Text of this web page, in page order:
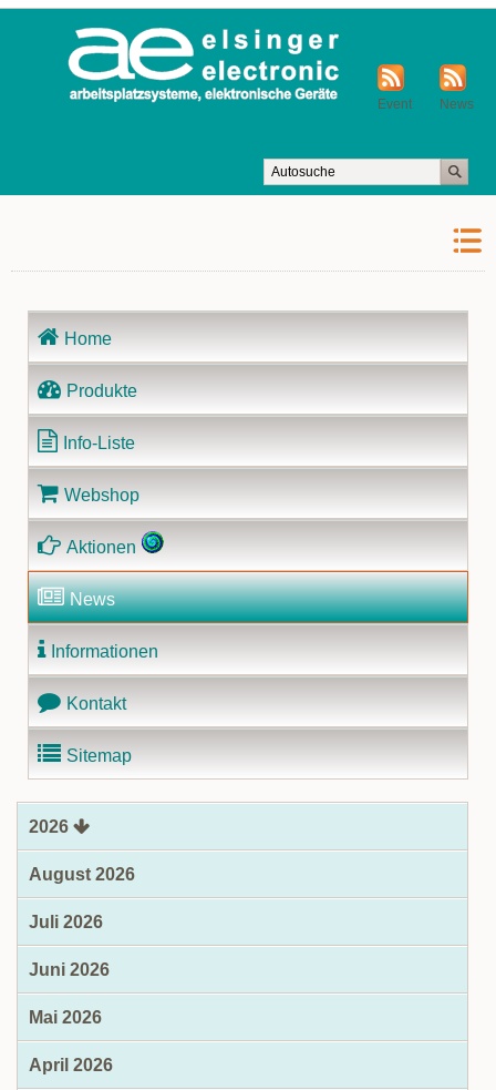
News
Event
überspringen
Home
Produkte
Info-Liste
Webshop
Aktionen
News
Informationen
Kontakt
Sitemap
2026
August 2026
Juli 2026
Juni 2026
Mai 2026
April 2026